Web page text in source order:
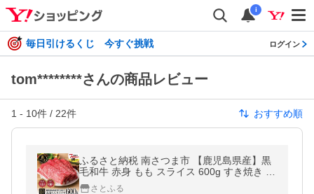
i
毎日引けるくじ 今すぐ挑戦 ログイン
tom********さんの商品レビュー
1 - 10件 / 22件 おすすめ順
ふるさと納税 南さつま市 【鹿児島県産】黒
毛和牛 赤身 もも スライス 600g すき焼き 冷
凍 スターゼン
さとふる